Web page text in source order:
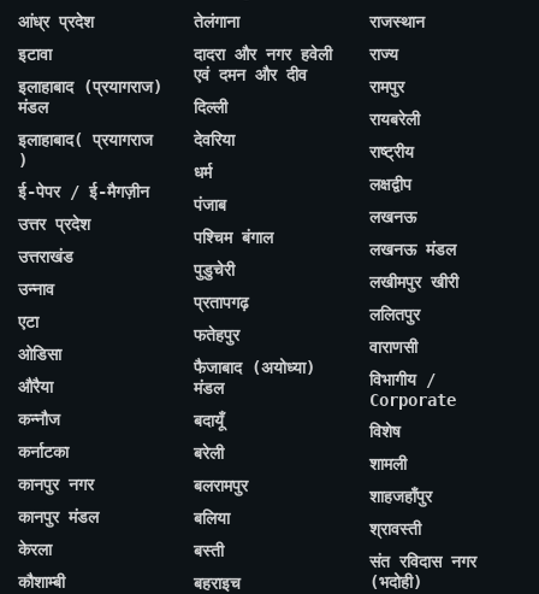
आंध्र प्रदेश
इटावा
इलाहाबाद (प्रयागराज)
मंडल
इलाहाबाद( प्रयागराज
)
ई-पेपर / ई-मैगज़ीन
उत्तर प्रदेश
उत्तराखंड
उन्नाव
एटा
ओडिसा
औरैया
कन्नौज
कर्नाटका
कानपुर नगर
कानपुर मंडल
केरला
कौशाम्बी
तेलंगाना
दादरा और नगर हवेली
एवं दमन और दीव
दिल्ली
देवरिया
धर्म
पंजाब
पश्चिम बंगाल
पुडुचेरी
प्रतापगढ़
फतेहपुर
फैजाबाद (अयोध्या)
मंडल
बदायूँ
बरेली
बलरामपुर
बलिया
बस्ती
बहराइच
राजस्थान
राज्य
रामपुर
रायबरेली
राष्ट्रीय
लक्षद्वीप
लखनऊ
लखनऊ मंडल
लखीमपुर खीरी
ललितपुर
वाराणसी
विभागीय /
Corporate
विशेष
शामली
शाहजहाँपुर
श्रावस्ती
संत रविदास नगर
(भदोही)